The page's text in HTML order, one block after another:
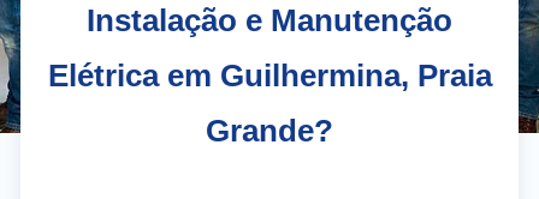
Instalação e Manutenção
Elétrica em Guilhermina, Praia
Grande?